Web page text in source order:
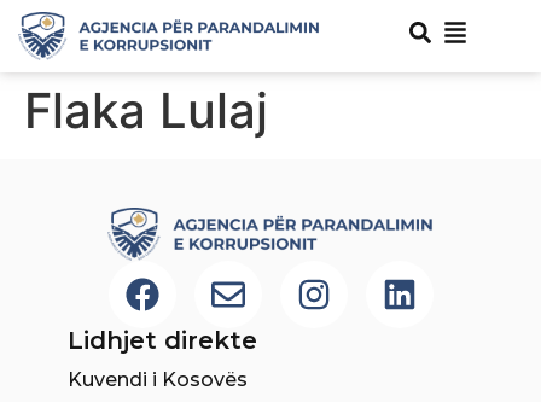
Flaka Lulaj
Lidhjet direkte
Kuvendi i Kosovës